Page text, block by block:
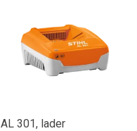
AL 301, lader